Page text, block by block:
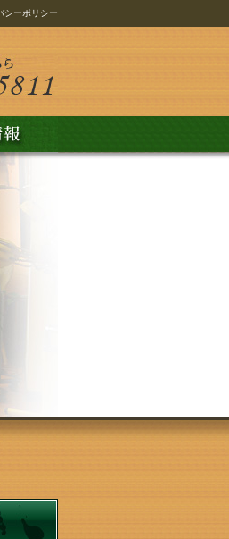
シーポリシー